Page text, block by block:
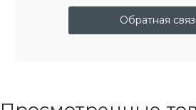
Обратная